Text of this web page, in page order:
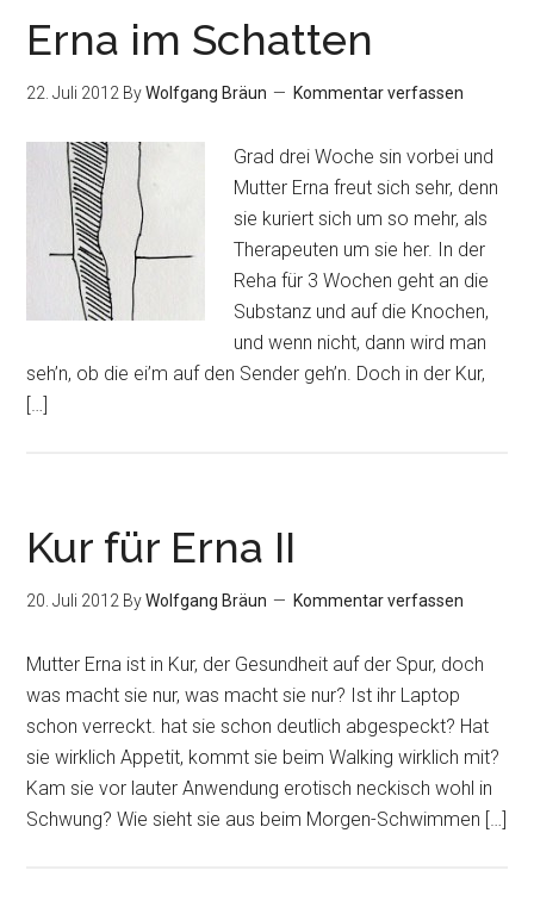
Erna im Schatten
22. Juli 2012 ByWolfgang Bräun Kommentar verfassen
Grad drei Woche sin vorbei und
Mutter Erna freut sich sehr, denn
sie kuriert sich um so mehr, als
Therapeuten um sie her. In der
Reha für 3 Wochen geht an die
Substanz und auf die Knochen,
und wenn nicht, dann wird man
seh’n, ob die ei’m auf den Sender geh’n. Doch in der Kur,
[…]
Kur für Erna II
20. Juli 2012 ByWolfgang Bräun Kommentar verfassen
Mutter Erna ist in Kur, der Gesundheit auf der Spur, doch
was macht sie nur, was macht sie nur? Ist ihr Laptop
schon verreckt. hat sie schon deutlich abgespeckt? Hat
sie wirklich Appetit, kommt sie beim Walking wirklich mit?
Kam sie vor lauter Anwendung erotisch neckisch wohl in
Schwung? Wie sieht sie aus beim Morgen-Schwimmen […]